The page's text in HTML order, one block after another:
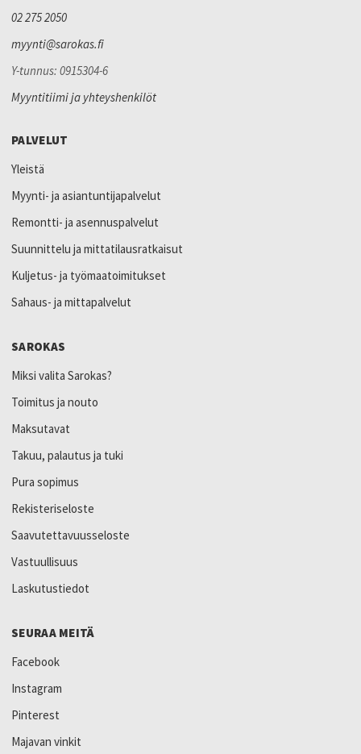
02 275 2050
myynti@sarokas.fi
Y-tunnus: 0915304-6
Myyntitiimi ja yhteyshenkilöt
PALVELUT
Yleistä
Myynti- ja asiantuntijapalvelut
Remontti- ja asennuspalvelut
Suunnittelu ja mittatilausratkaisut
Kuljetus- ja työmaatoimitukset
Sahaus- ja mittapalvelut
SAROKAS
Miksi valita Sarokas?
Toimitus ja nouto
Maksutavat
Takuu, palautus ja tuki
Pura sopimus
Rekisteriseloste
Saavutettavuusseloste
Vastuullisuus
Laskutustiedot
SEURAA MEITÄ
Facebook
Instagram
Pinterest
Majavan vinkit